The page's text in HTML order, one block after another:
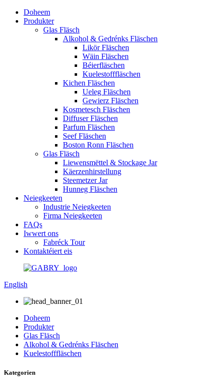
Doheem
Produkter
Glas Fläsch
Alkohol & Gedrénks Fläschen
Likör Fläschen
Wäin Fläschen
Béierfläschen
Kuelestofffläschen
Kichen Fläschen
Ueleg Fläschen
Gewierz Fläschen
Kosmetesch Fläschen
Diffuser Fläschen
Parfum Fläschen
Seef Fläschen
Boston Ronn Fläschen
Glas Fläsch
Liewensmëttel & Stockage Jar
Käerzenhirstellung
Steemetzer Jar
Hunneg Fläschen
Neiegkeeten
Industrie Neiegkeeten
Firma Neiegkeeten
FAQs
Iwwert ons
Fabréck Tour
Kontaktéiert eis
English
Doheem
Produkter
Glas Fläsch
Alkohol & Gedrénks Fläschen
Kuelestofffläschen
Kategorien